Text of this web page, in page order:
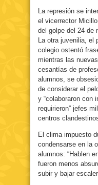
La represión se
el vicerrector
del golpe del 24 de
La otra juvenilia, el
colegio ostentó
mientras las
cesantías de
alumnos, se
de considerar el
y “colaboraron con
requirieron” jefes
centros
El clima impuesto
condensarse en la
alumnos: “Hablen
fueron menos
subir y bajar